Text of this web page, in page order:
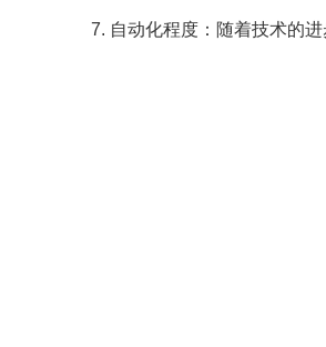
7. 自动化程度：随着技术的